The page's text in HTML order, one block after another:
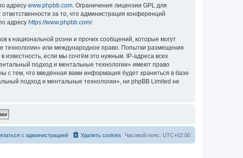
адресу www.phpbb.com . Ограничения лицензии GPL для
за то, что администрация конференций
адресу https://www.phpbb.com/.
к национальной розни и прочих сообщений, которые могут
технологии» или международное право. Попытки размещения
если мы сочтём это нужным. IP-адреса всех
подход и ментальные технологии» имеют право
с тем, что введённая вами информация будет храниться в базе
подход и ментальные технологии», ни phpBB Limited не
Часовой пояс: UTC+02:00
Удалить cookies
с администрацией